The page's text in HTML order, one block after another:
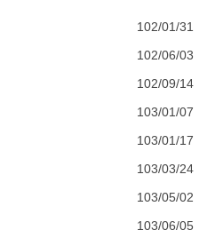
102/01/31
102/06/03
102/09/14
103/01/07
103/01/17
103/03/24
103/05/02
103/06/05